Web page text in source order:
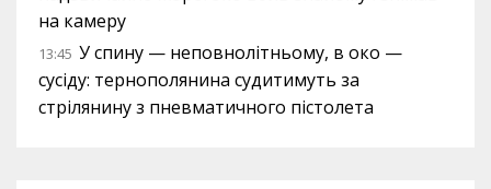
на камеру
13:45 У спину — неповнолітньому, в око —
сусіду: тернополянина судитимуть за
стрілянину з пневматичного пістолета